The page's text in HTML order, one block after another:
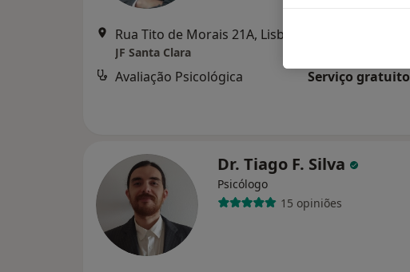
Rua Tito de Morais 21A, Lisboa
JF Santa Clara
Avaliação Psicológica Serviço gratuito
Dr. Tiago F. Silva
Psicólogo
15 opiniões